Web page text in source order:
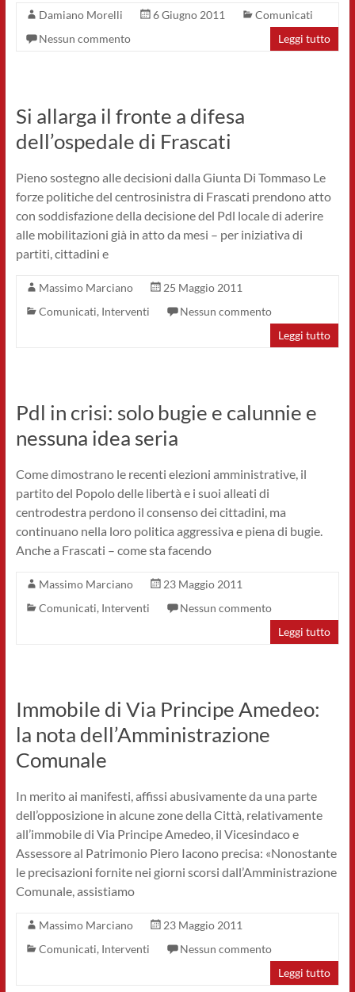
Damiano Morelli 6 Giugno 2011
Comunicati
Nessun commento
Leggi tutto
Si allarga il fronte a difesa
dell’ospedale di Frascati
Pieno sostegno alle decisioni dalla Giunta Di Tommaso Le
forze politiche del centrosinistra di Frascati prendono atto
con soddisfazione della decisione del Pdl locale di aderire
alle mobilitazioni già in atto da mesi – per iniziativa di
partiti, cittadini e
Massimo Marciano
25 Maggio 2011
Comunicati, Interventi
Nessun commento
Leggi tutto
Pdl in crisi: solo bugie e calunnie e
nessuna idea seria
Come dimostrano le recenti elezioni amministrative, il
partito del Popolo delle libertà e i suoi alleati di
centrodestra perdono il consenso dei cittadini, ma
continuano nella loro politica aggressiva e piena di bugie.
Anche a Frascati – come sta facendo
Massimo Marciano
23 Maggio 2011
Comunicati, Interventi
Nessun commento
Leggi tutto
Immobile di Via Principe Amedeo:
la nota dell’Amministrazione
Comunale
In merito ai manifesti, affissi abusivamente da una parte
dell’opposizione in alcune zone della Città, relativamente
all’immobile di Via Principe Amedeo, il Vicesindaco e
Assessore al Patrimonio Piero Iacono precisa: «Nonostante
le precisazioni fornite nei giorni scorsi dall’Amministrazione
Comunale, assistiamo
Massimo Marciano
23 Maggio 2011
Comunicati, Interventi
Nessun commento
Leggi tutto